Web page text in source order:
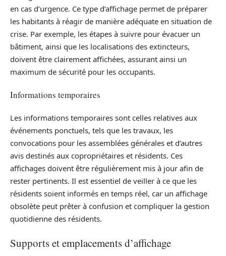
en cas d’urgence. Ce type d’affichage permet de préparer
les habitants à réagir de manière adéquate en situation de
crise. Par exemple, les étapes à suivre pour évacuer un
bâtiment, ainsi que les localisations des extincteurs,
doivent être clairement affichées, assurant ainsi un
maximum de sécurité pour les occupants.
Informations temporaires
Les informations temporaires sont celles relatives aux
événements ponctuels, tels que les travaux, les
convocations pour les assemblées générales et d’autres
avis destinés aux copropriétaires et résidents. Ces
affichages doivent être régulièrement mis à jour afin de
rester pertinents. Il est essentiel de veiller à ce que les
résidents soient informés en temps réel, car un affichage
obsolète peut prêter à confusion et compliquer la gestion
quotidienne des résidents.
Supports et emplacements d’affichage